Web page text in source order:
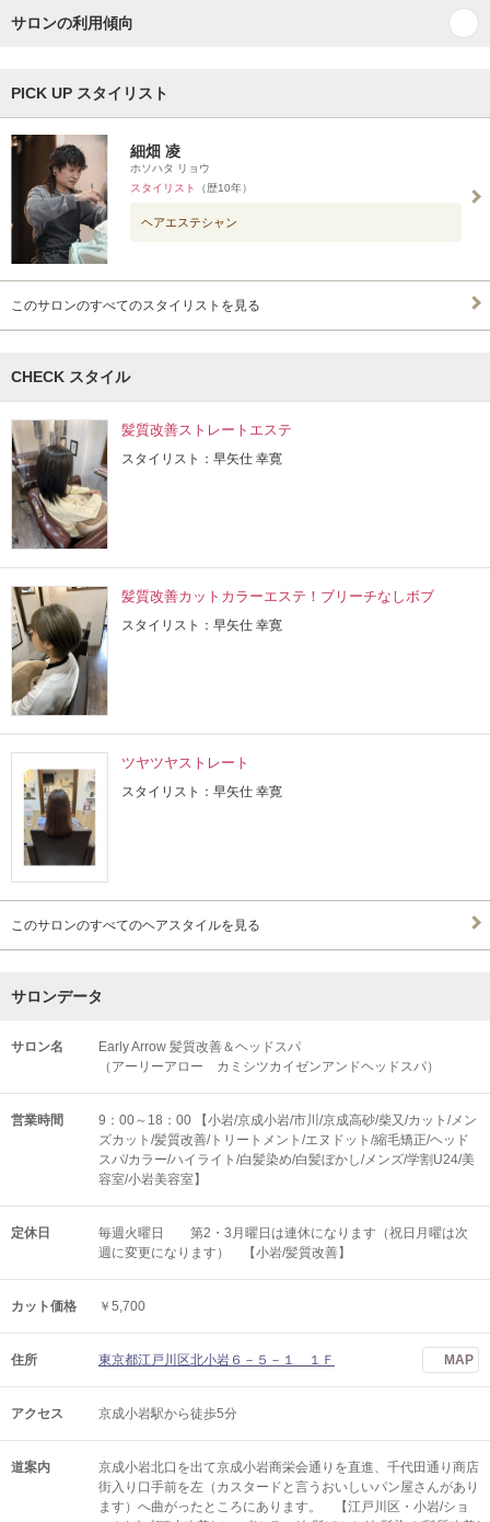
サロンの利用傾向
PICK UP スタイリスト
細畑 凌
ホソハタ リョウ
スタイリスト
（歴10年）
ヘアエステシャン
このサロンのすべてのスタイリストを見る
CHECK スタイル
髪質改善ストレートエステ
スタイリスト：早矢仕 幸寛
髪質改善カットカラーエステ！ブリーチなしボブ
スタイリスト：早矢仕 幸寛
ツヤツヤストレート
スタイリスト：早矢仕 幸寛
このサロンのすべてのヘアスタイルを見る
サロンデータ
サロン名
Early Arrow 髪質改善＆ヘッドスパ
（アーリーアロー カミシツカイゼンアンドヘッドスパ）
営業時間
9：00～18：00 【小岩/京成小岩/市川/京成高砂/柴又/カット/メン
ズカット/髪質改善/トリートメント/エヌドット/縮毛矯正/ヘッド
スパ/カラー/ハイライト/白髪染め/白髪ぼかし/メンズ/学割U24/美
容室/小岩美容室】
定休日
毎週火曜日 第2・3月曜日は連休になります（祝日月曜は次
週に変更になります） 【小岩/髪質改善】
カット価格 ￥5,700
住所 東京都江戸川区北小岩６－５－１ １Ｆ MAP
アクセス 京成小岩駅から徒歩5分
道案内
京成小岩北口を出て京成小岩商栄会通りを直進、千代田通り商店
街入り口手前を左（カスタードと言うおいしいパン屋さんがあり
ます）へ曲がったところにあります。 【江戸川区・小岩/ショ